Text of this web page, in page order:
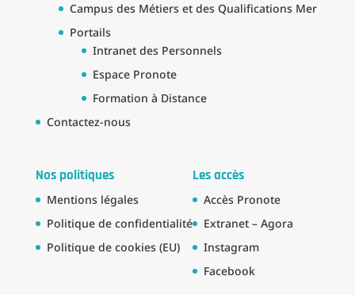
Campus des Métiers et des Qualifications Mer
Portails
Intranet des Personnels
Espace Pronote
Formation à Distance
Contactez-nous
Nos politiques
Mentions légales
Politique de confidentialité
Politique de cookies (EU)
Les accès
Accès Pronote
Extranet – Agora
Instagram
Facebook